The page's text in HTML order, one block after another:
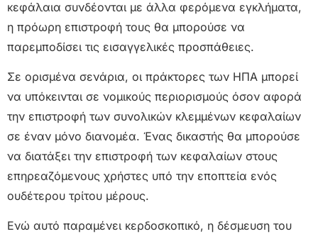
κεφάλαια συνδέονται με άλλα φερόμενα εγκλήματα,
η πρόωρη επιστροφή τους θα μπορούσε να
παρεμποδίσει τις εισαγγελικές προσπάθειες.
Σε ορισμένα σενάρια, οι πράκτορες των ΗΠΑ μπορεί
να υπόκεινται σε νομικούς περιορισμούς όσον αφορά
την επιστροφή των συνολικών κλεμμένων κεφαλαίων
σε έναν μόνο διανομέα. Ένας δικαστής θα μπορούσε
να διατάξει την επιστροφή των κεφαλαίων στους
επηρεαζόμενους χρήστες υπό την εποπτεία ενός
ουδέτερου τρίτου μέρους.
Ενώ αυτό παραμένει κερδοσκοπικό, η δέσμευση του